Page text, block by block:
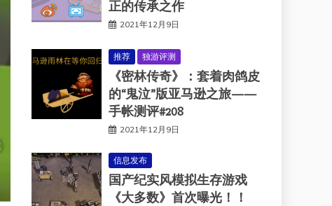
正的传承之作
2021年12月9日
推荐 独游评测
《密林传奇》：套着肉鸽皮
的“鬼泣”版亚马逊之旅——
手帐测评#208
2021年12月9日
信息发布
国产纪实风模拟生存游戏
《大多数》首次曝光！！